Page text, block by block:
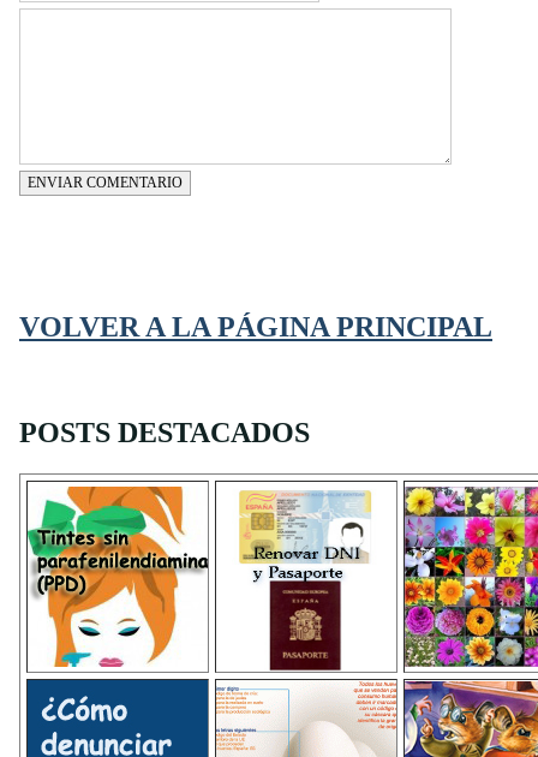
ENVIAR COMENTARIO
VOLVER A LA PÁGINA PRINCIPAL
POSTS DESTACADOS